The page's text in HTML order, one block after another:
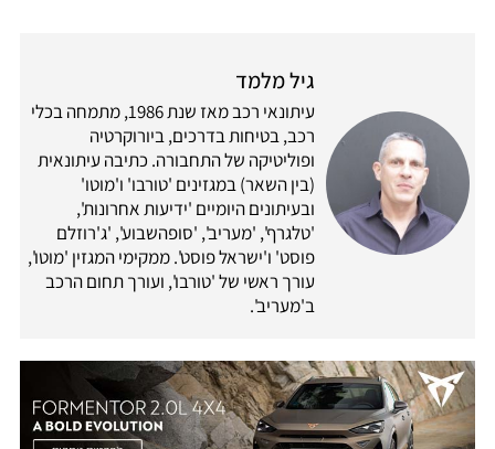
גיל מלמד
עיתונאי רכב מאז שנת 1986, מתמחה בכלי
רכב, בטיחות בדרכים, ביורוקרטיה
ופוליטיקה של התחבורה. כתיבה עיתונאית
(בין השאר) במגזינים 'טורבו' ו'מוטו'
ובעיתונים היומיים 'ידיעות אחרונות',
'טלגרף', 'מעריב', 'סופהשבוע', 'ג'רוזלם
פוסט' ו'ישראל פוסט'. ממקימי המגזין 'מוטו',
עורך ראשי של 'טורבו', ועורך תחום הרכב
ב'מעריב'.